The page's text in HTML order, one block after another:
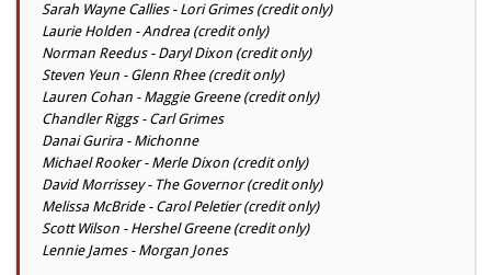
Sarah Wayne Callies - Lori Grimes (credit only)
Laurie Holden - Andrea (credit only)
Norman Reedus - Daryl Dixon (credit only)
Steven Yeun - Glenn Rhee (credit only)
Lauren Cohan - Maggie Greene (credit only)
Chandler Riggs - Carl Grimes
Danai Gurira - Michonne
Michael Rooker - Merle Dixon (credit only)
David Morrissey - The Governor (credit only)
Melissa McBride - Carol Peletier (credit only)
Scott Wilson - Hershel Greene (credit only)
Lennie James - Morgan Jones